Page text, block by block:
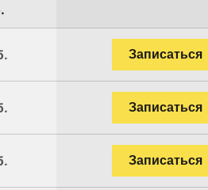
Записаться
Записаться
Записаться